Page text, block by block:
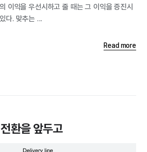
이익을 우선시하고 줄 때는 그 이익을 증진시
다. 맞추는 ...
Read more
환을 앞두고